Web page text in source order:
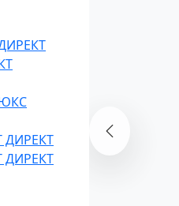
ДИРЕКТ
ДИРЕКТ